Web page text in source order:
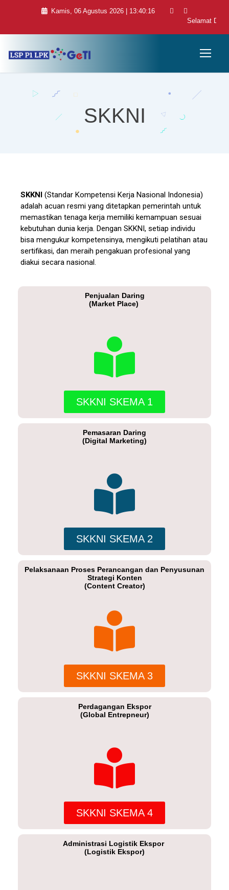
Kamis, 06 Agustus 2026 | 13:40:16
Selamat
SKKNI
SKKNI (Standar Kompetensi Kerja Nasional Indonesia)
adalah acuan resmi yang ditetapkan pemerintah untuk
memastikan tenaga kerja memiliki kemampuan sesuai
kebutuhan dunia kerja. Dengan SKKNI, setiap individu
bisa mengukur kompetensinya, mengikuti pelatihan atau
sertifikasi, dan meraih pengakuan profesional yang
diakui secara nasional.
Penjualan Daring
(Market Place)
SKKNI SKEMA 1
Pemasaran Daring
(Digital Marketing)
SKKNI SKEMA 2
Pelaksanaan Proses Perancangan dan Penyusunan
Strategi Konten
(Content Creator)
SKKNI SKEMA 3
Perdagangan Ekspor
(Global Entrepneur)
SKKNI SKEMA 4
Administrasi Logistik Ekspor
(Logistik Ekspor)